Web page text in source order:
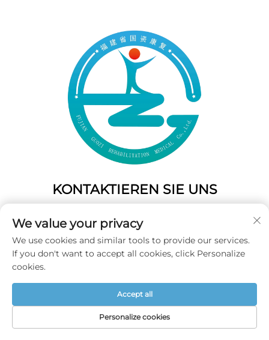
KONTAKTIEREN SIE UNS
China
Tel.:+86-19859128239
E-Mail:
Alle Rechte vorbehalten - Datenschutzrichtlinie
We value your privacy
We use cookies and similar tools to provide our services.
If you don't want to accept all cookies, click Personalize
cookies.
Personalize cookies
Accept all